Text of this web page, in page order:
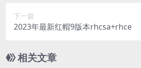
下一篇
2023年最新红帽9版本rhcsa+rhce
相关文章